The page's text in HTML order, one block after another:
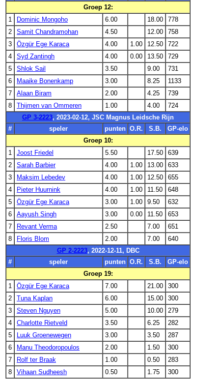
Groep 12:
1
Dominic Mongoho 6.00 18.00
778
2
Samit Chandramohan 4.50 12.00
758
3
Özgür Ege Karaca 4.00 1.00 12.50
722
4
Syd Zantingh 4.00 0.00 13.50
729
5
Shlok Sail 3.50 9.00
731
6
Maaike Bonenkamp 3.00 8.25
1133
7
Alaan Biram 2.00 4.25
739
8
Thijmen van Ommeren 1.00 4.00
724
GP 3-2223, 2023-02-12, JSC Magnus Leidsche Rijn
#
speler punten O.R. S.B.
GP-elo
Groep 10:
1
Joost Friedel 5.50 17.50
639
2
Sarah Barbier 4.00 1.00 13.00
633
3
Maksim Lebedev 4.00 1.00 12.50
655
4
Pieter Huurnink 4.00 1.00 11.50
648
5
Özgür Ege Karaca 3.00 1.00 9.50
632
6
Aayush Singh 3.00 0.00 11.50
653
7
Revant Verma 2.50 7.00
651
8
Floris Blom 2.00 7.00
640
GP 2-2223, 2022-12-11, DBC
#
speler punten O.R. S.B.
GP-elo
Groep 19:
1
Özgür Ege Karaca 7.00 21.00
300
2
Tuna Kaplan 6.00 15.00
300
3
Steven Nguyen 5.00 10.00
279
4
Charlotte Rietveld 3.50 6.25
282
5
Luuk Groenewegen 3.00 3.50
287
6
Manu Theodoropoulos 2.00 1.50
300
7
Rolf ter Braak 1.00 0.50
283
8
Vihaan Sudheesh 0.50 1.75 300